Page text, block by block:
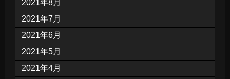
2021年8月
2021年7月
2021年6月
2021年5月
2021年4月